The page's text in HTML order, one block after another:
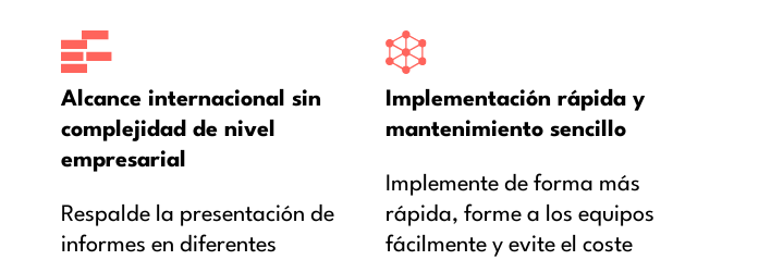
Alcance internacional sin
complejidad de nivel
empresarial
Respalde la presentación de
informes en diferentes
Implementación rápida y
mantenimiento sencillo
Implemente de forma más
rápida, forme a los equipos
fácilmente y evite el coste